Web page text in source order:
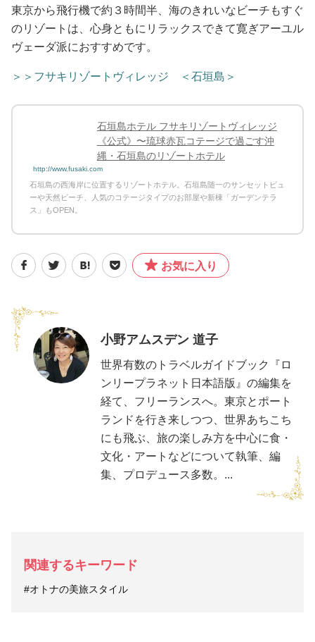
東京から飛行機で約３時間半、海のきれいなビーチもすぐ
のリゾートは、心身ともにリラックスできて寛ぎアーユル
ヴェーダ派におすすめです。
＞＞フサキリゾートヴィレッジ ＜石垣島＞
石垣島ホテル フサキリゾートヴィレッジ
《公式》〜琉球赤瓦コテージで過ごす沖
縄・石垣島のリゾートホテル
http://www.fusaki.com
石垣島の西海岸に位置するリゾートホテル。石垣島随一のサンセットビュ
ーや天然ビーチ、人気のコテージタイプのお部屋や新棟「ガーデンテラ
ス」もOPEN。
お気に入り
小野アムスデン 道子
世界有数のトラベルガイドブック『ロ
ンリープラネット日本語版』の編集を
経て、フリーランスへ。東京とポート
ランドを行き来しつつ、世界あちこち
にも飛ぶ、旅の楽しみ方を中心に食・
文化・アートなどについて執筆、編
集、プロデュース多数。...
関連するキーワード
#オトナの美旅スタイル